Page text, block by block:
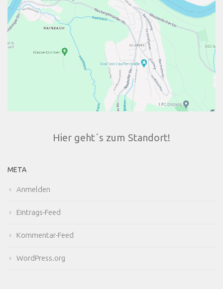
Hier geht´s zum Standort!
META
Anmelden
Eintrags-Feed
Kommentar-Feed
WordPress.org